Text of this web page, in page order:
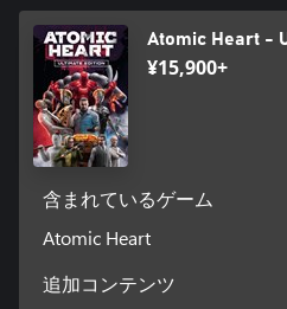
Atomic Heart -
¥15,900+
含まれているゲーム
Atomic Heart
追加コンテンツ